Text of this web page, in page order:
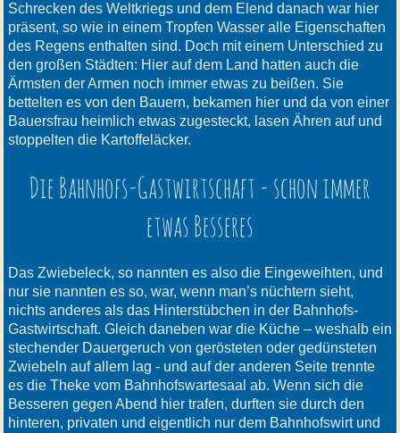
Schrecken des Weltkriegs und dem Elend danach war hier
präsent, so wie in einem Tropfen Wasser alle Eigenschaften
des Regens enthalten sind. Doch mit einem Unterschied zu
den großen Städten: Hier auf dem Land hatten auch die
Ärmsten der Armen noch immer etwas zu beißen. Sie
bettelten es von den Bauern, bekamen hier und da von einer
Bauersfrau heimlich etwas zugesteckt, lasen Ähren auf und
stoppelten die Kartoffeläcker.
Die Bahnhofs-Gastwirtschaft - schon immer
etwas Besseres
Das Zwiebeleck, so nannten es also die Eingeweihten, und
nur sie nannten es so, war, wenn man’s nüchtern sieht,
nichts anderes als das Hinterstübchen in der Bahnhofs-
Gastwirtschaft. Gleich daneben war die Küche – weshalb ein
stechender Dauergeruch von gerösteten oder gedünsteten
Zwiebeln auf allem lag - und auf der anderen Seite trennte
es die Theke vom Bahnhofswartesaal ab. Wenn sich die
Besseren gegen Abend hier trafen, durften sie durch den
hinteren, privaten und eigentlich nur dem Bahnhofswirt und